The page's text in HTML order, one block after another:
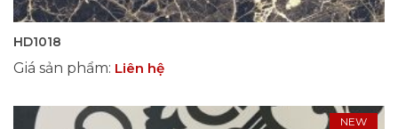
HD1018
Giá sản phẩm: Liên hệ
NEW